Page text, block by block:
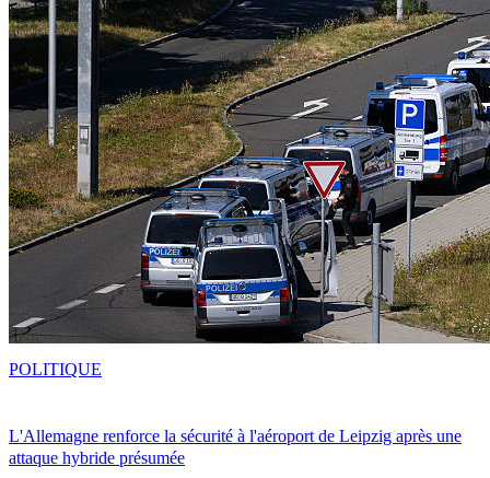
L'Allemagne renforce la sécurité à l'aéroport de Leipzig après une
attaque hybride présumée
POLITIQUE